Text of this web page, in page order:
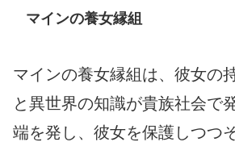
マインの養女縁組
マインの養女縁組は、彼女の
と異世界の知識が貴族社会で
端を発し、彼女を保護しつつ